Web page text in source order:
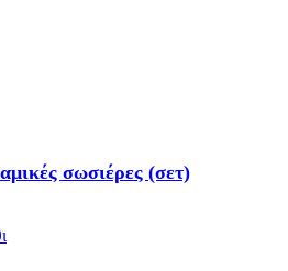
σωσιέρες (σετ)